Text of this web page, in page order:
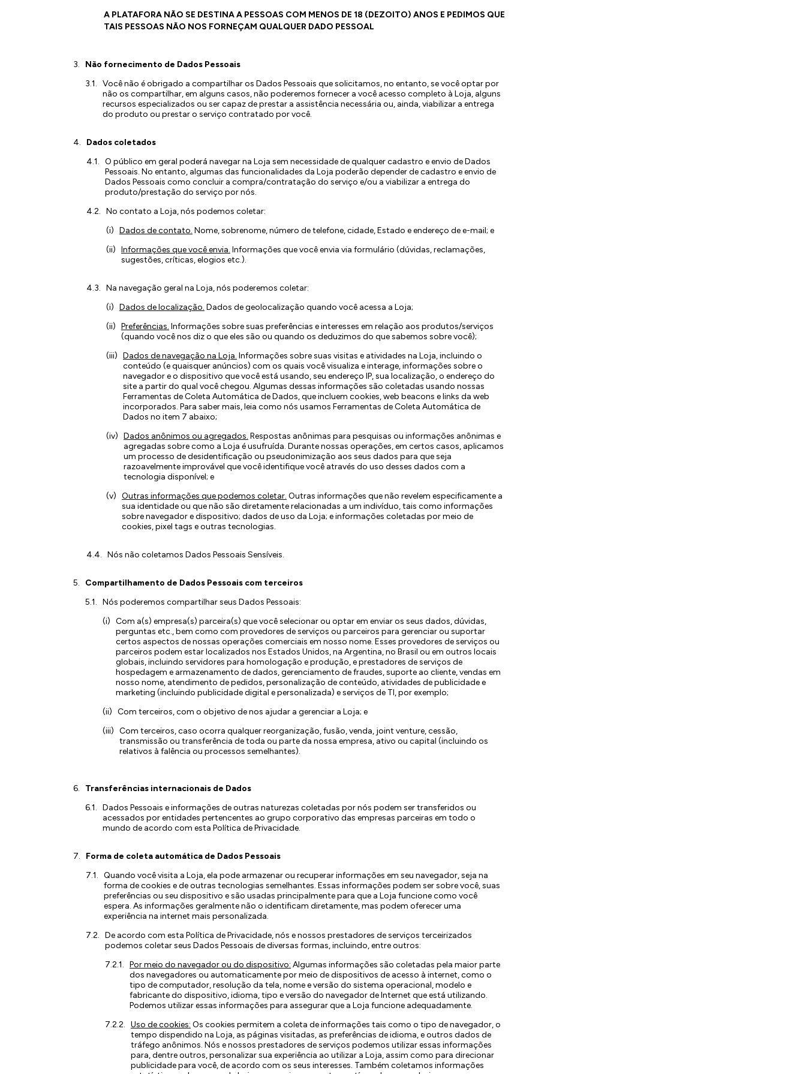
A PLATAFORA NÃO SE DESTINA A PESSOAS COM MENOS DE 18 (DEZOITO) ANOS E PEDIMOS QUE
TAIS PESSOAS NÃO NOS FORNEÇAM QUALQUER DADO PESSOAL
Não fornecimento de Dados Pessoais
Você não é obrigado a compartilhar os Dados Pessoais que solicitamos, no entanto, se você optar por
não os compartilhar, em alguns casos, não poderemos fornecer a você acesso completo à Loja, alguns
recursos especializados ou ser capaz de prestar a assistência necessária ou, ainda, viabilizar a entrega
do produto ou prestar o serviço contratado por você.
Dados coletados
O público em geral poderá navegar na Loja sem necessidade de qualquer cadastro e envio de Dados
Pessoais. No entanto, algumas das funcionalidades da Loja poderão depender de cadastro e envio de
Dados Pessoais como concluir a compra/contratação do serviço e/ou a viabilizar a entrega do
produto/prestação do serviço por nós.
No contato a Loja, nós podemos coletar:
Dados de contato. Nome, sobrenome, número de telefone, cidade, Estado e endereço de e-mail; e
Informações que você envia. Informações que você envia via formulário (dúvidas, reclamações,
sugestões, críticas, elogios etc.).
Na navegação geral na Loja, nós poderemos coletar:
Dados de localização. Dados de geolocalização quando você acessa a Loja;
Preferências. Informações sobre suas preferências e interesses em relação aos produtos/serviços
(quando você nos diz o que eles são ou quando os deduzimos do que sabemos sobre você);
Dados de navegação na Loja. Informações sobre suas visitas e atividades na Loja, incluindo o
conteúdo (e quaisquer anúncios) com os quais você visualiza e interage, informações sobre o
navegador e o dispositivo que você está usando, seu endereço IP, sua localização, o endereço do
site a partir do qual você chegou. Algumas dessas informações são coletadas usando nossas
Ferramentas de Coleta Automática de Dados, que incluem cookies, web beacons e links da web
incorporados. Para saber mais, leia como nós usamos Ferramentas de Coleta Automática de
Dados no item 7 abaixo;
Dados anônimos ou agregados. Respostas anônimas para pesquisas ou informações anônimas e
agregadas sobre como a Loja é usufruída. Durante nossas operações, em certos casos, aplicamos
um processo de desidentificação ou pseudonimização aos seus dados para que seja
razoavelmente improvável que você identifique você através do uso desses dados com a
tecnologia disponível; e
Outras informações que podemos coletar. Outras informações que não revelem especificamente a
sua identidade ou que não são diretamente relacionadas a um indivíduo, tais como informações
sobre navegador e dispositivo; dados de uso da Loja; e informações coletadas por meio de
cookies, pixel tags e outras tecnologias.
Nós não coletamos Dados Pessoais Sensíveis.
Compartilhamento de Dados Pessoais com terceiros
Nós poderemos compartilhar seus Dados Pessoais:
Com a(s) empresa(s) parceira(s) que você selecionar ou optar em enviar os seus dados, dúvidas,
perguntas etc., bem como com provedores de serviços ou parceiros para gerenciar ou suportar
certos aspectos de nossas operações comerciais em nosso nome. Esses provedores de serviços ou
parceiros podem estar localizados nos Estados Unidos, na Argentina, no Brasil ou em outros locais
globais, incluindo servidores para homologação e produção, e prestadores de serviços de
hospedagem e armazenamento de dados, gerenciamento de fraudes, suporte ao cliente, vendas em
nosso nome, atendimento de pedidos, personalização de conteúdo, atividades de publicidade e
marketing (incluindo publicidade digital e personalizada) e serviços de TI, por exemplo;
Com terceiros, com o objetivo de nos ajudar a gerenciar a Loja; e
Com terceiros, caso ocorra qualquer reorganização, fusão, venda, joint venture, cessão,
transmissão ou transferência de toda ou parte da nossa empresa, ativo ou capital (incluindo os
relativos à falência ou processos semelhantes).
Transferências internacionais de Dados
Dados Pessoais e informações de outras naturezas coletadas por nós podem ser transferidos ou
acessados por entidades pertencentes ao grupo corporativo das empresas parceiras em todo o
mundo de acordo com esta Política de Privacidade.
Forma de coleta automática de Dados Pessoais
Quando você visita a Loja, ela pode armazenar ou recuperar informações em seu navegador, seja na
forma de cookies e de outras tecnologias semelhantes. Essas informações podem ser sobre você, suas
preferências ou seu dispositivo e são usadas principalmente para que a Loja funcione como você
espera. As informações geralmente não o identificam diretamente, mas podem oferecer uma
experiência na internet mais personalizada.
De acordo com esta Política de Privacidade, nós e nossos prestadores de serviços terceirizados
podemos coletar seus Dados Pessoais de diversas formas, incluindo, entre outros:
Por meio do navegador ou do dispositivo: Algumas informações são coletadas pela maior parte
dos navegadores ou automaticamente por meio de dispositivos de acesso à internet, como o
tipo de computador, resolução da tela, nome e versão do sistema operacional, modelo e
fabricante do dispositivo, idioma, tipo e versão do navegador de Internet que está utilizando.
Podemos utilizar essas informações para assegurar que a Loja funcione adequadamente.
Uso de cookies: Os cookies permitem a coleta de informações tais como o tipo de navegador, o
tempo dispendido na Loja, as páginas visitadas, as preferências de idioma, e outros dados de
tráfego anônimos. Nós e nossos prestadores de serviços podemos utilizar essas informações
para, dentre outros, personalizar sua experiência ao utilizar a Loja, assim como para direcionar
publicidade para você, de acordo com os seus interesses. Também coletamos informações